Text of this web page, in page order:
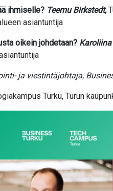
ihmiselle? Teemu Birkstedt,
asiantuntija
oikein johdetaan?Karoliina
ja viestintäjohtaja,
Turku, Turun